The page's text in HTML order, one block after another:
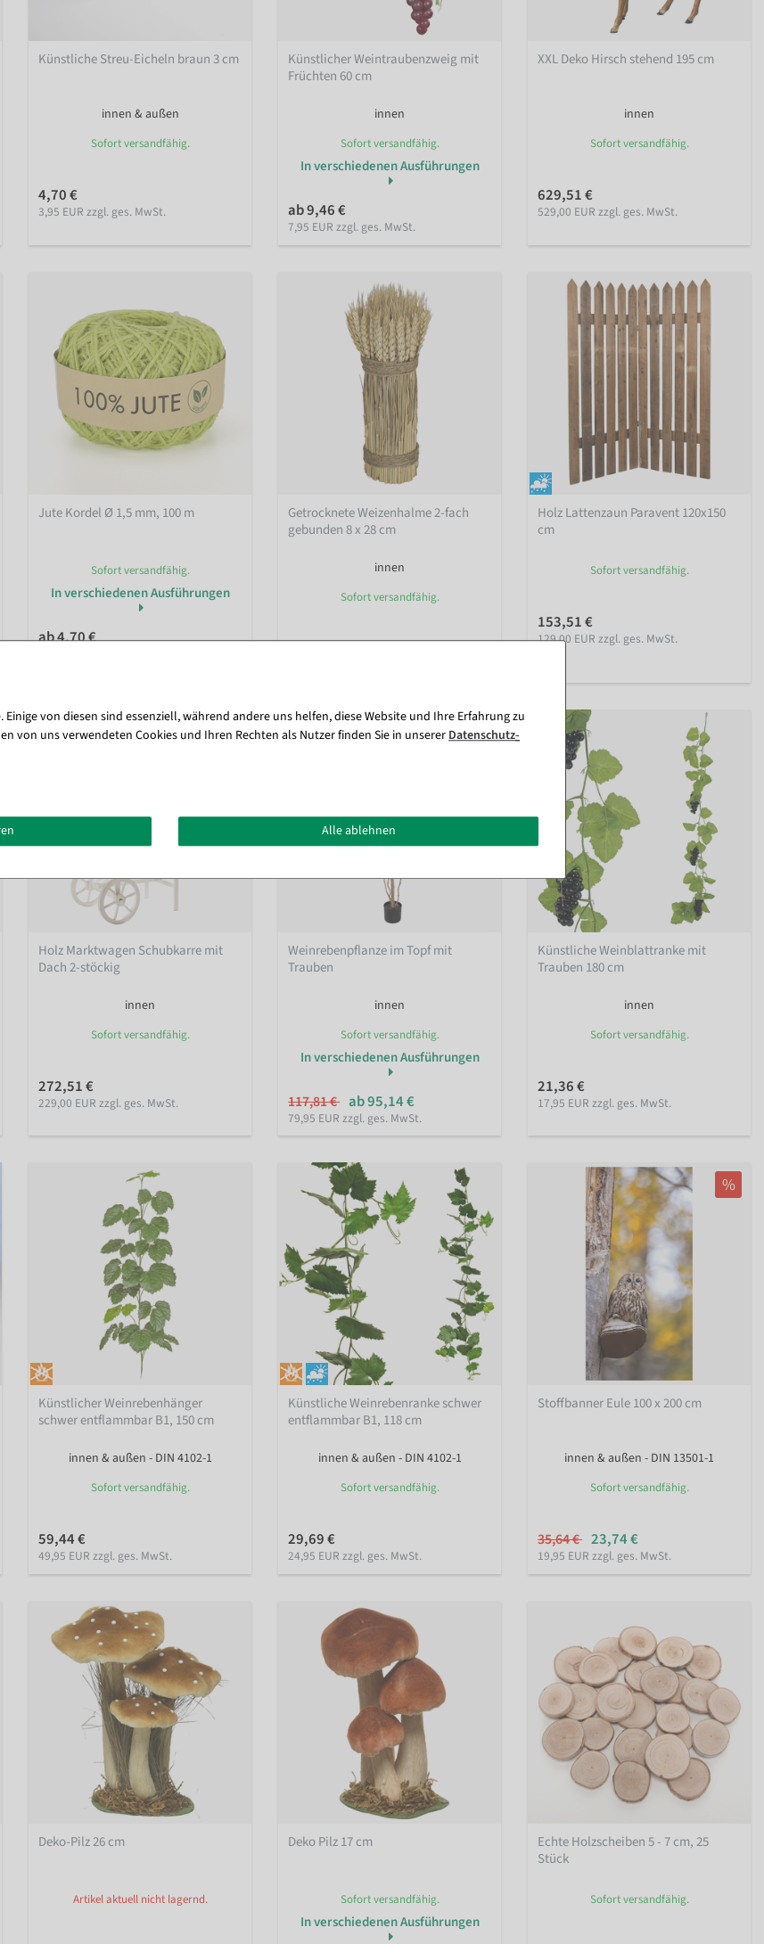
Künstliche Streu-Eicheln braun 3 cm
innen & außen
Sofort versandfähig.
4,70 €
3,95 EUR zzgl. ges. MwSt.
Künstlicher Weintraubenzweig mit
Früchten 60 cm
innen
Sofort versandfähig.
In verschiedenen Ausführungen
ab 9,46 €
7,95 EUR zzgl. ges. MwSt.
XXL Deko Hirsch stehend 195 cm
innen
Sofort versandfähig.
629,51 €
529,00 EUR zzgl. ges. MwSt.
Jute Kordel Ø 1,5 mm, 100 m
Sofort versandfähig.
In verschiedenen Ausführungen
ab 4,70 €
Getrocknete Weizenhalme 2-fach
gebunden 8 x 28 cm
innen
Sofort versandfähig.
13,03 €
Holz Lattenzaun Paravent 120x150
cm
Sofort versandfähig.
153,51 €
129,00 EUR zzgl. ges. MwSt.
Holz Marktwagen Schubkarre mit
Dach 2-stöckig
innen
Sofort versandfähig.
272,51 €
229,00 EUR zzgl. ges. MwSt.
%
Weinrebenpflanze im Topf mit
Trauben
innen
Sofort versandfähig.
In verschiedenen Ausführungen
117,81 € ab 95,14 €
79,95 EUR zzgl. ges. MwSt.
Künstliche Weinblattranke mit
Trauben 180 cm
innen
Sofort versandfähig.
21,36 €
17,95 EUR zzgl. ges. MwSt.
Künstlicher Weinrebenhänger
schwer entflammbar B1, 150 cm
innen & außen - DIN 4102-1
Sofort versandfähig.
59,44 €
49,95 EUR zzgl. ges. MwSt.
Künstliche Weinrebenranke schwer
entflammbar B1, 118 cm
innen & außen - DIN 4102-1
Sofort versandfähig.
29,69 €
24,95 EUR zzgl. ges. MwSt.
%
Stoffbanner Eule 100 x 200 cm
innen & außen - DIN 13501-1
Sofort versandfähig.
35,64 € 23,74 €
19,95 EUR zzgl. ges. MwSt.
Deko-Pilz 26 cm
Artikel aktuell nicht lagernd.
Deko Pilz 17 cm
Sofort versandfähig.
In verschiedenen Ausführungen
Echte Holzscheiben 5 - 7 cm, 25
Stück
Sofort versandfähig.
von diesen sind essenziell, während andere uns helfen, diese Website und Ihre Erfahrung zu
von uns verwendeten Cookies und Ihren Rechten als Nutzer finden Sie in unserer Daten­schutz­
Alle ablehnen